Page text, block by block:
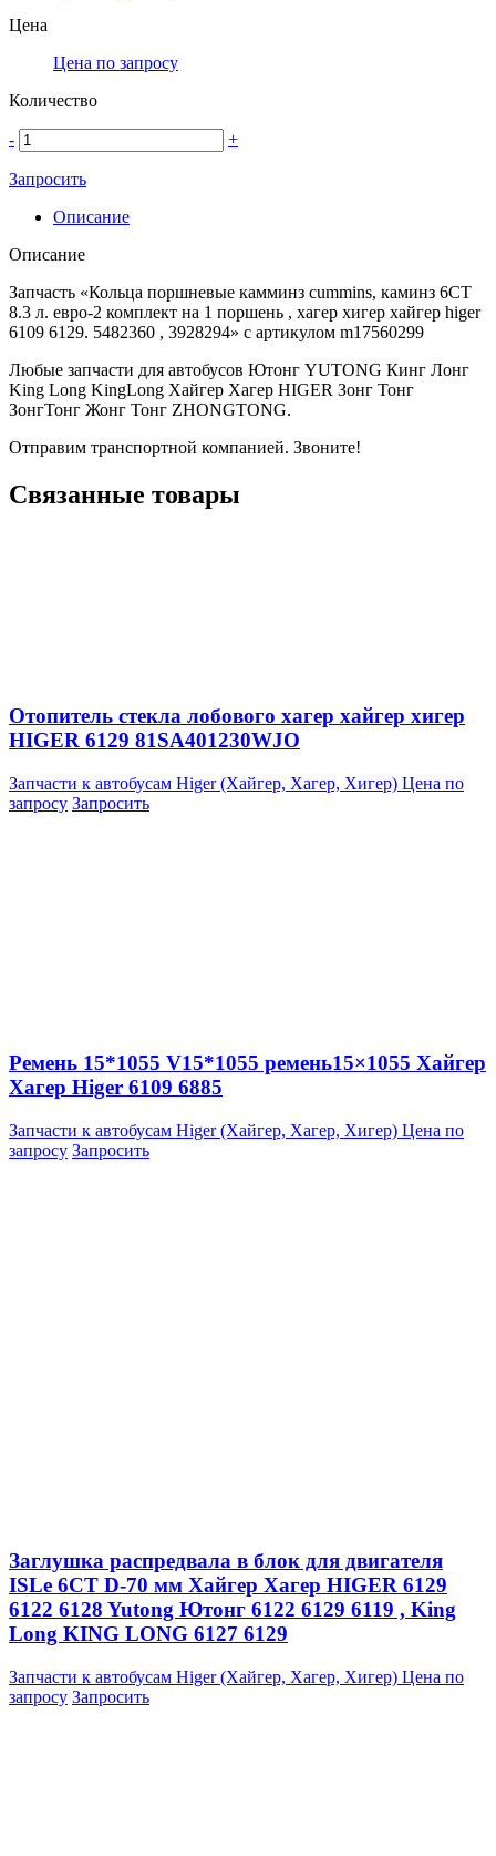
Цена
Цена по запросу
Количество
- +
Запросить
Описание
Описание
Запчасть «Кольца поршневые камминз cummins, каминз 6CT
8.3 л. евро-2 комплект на 1 поршень , хагер хигер хайгер higer
6109 6129. 5482360 , 3928294» с артикулом m17560299
Любые запчасти для автобусов Ютонг YUTONG Кинг Лонг
King Long KingLong Хайгер Хагер HIGER Зонг Тонг
ЗонгТонг Жонг Тонг ZHONGTONG.
Отправим транспортной компанией. Звоните!
Связанные товары
Отопитель стекла лобового хагер хайгер хигер
HIGER 6129 81SA401230WJO
Запчасти к автобусам Higer (Хайгер, Хагер, Хигер) Цена по
запросу Запросить
Ремень 15*1055 V15*1055 ремень15×1055 Хайгер
Хагер Higer 6109 6885
Запчасти к автобусам Higer (Хайгер, Хагер, Хигер) Цена по
запросу Запросить
Заглушка распредвала в блок для двигателя
ISLe 6CT D-70 мм Хайгер Хагер HIGER 6129
6122 6128 Yutong Ютонг 6122 6129 6119 , King
Long KING LONG 6127 6129
Запчасти к автобусам Higer (Хайгер, Хагер, Хигер) Цена по
запросу Запросить